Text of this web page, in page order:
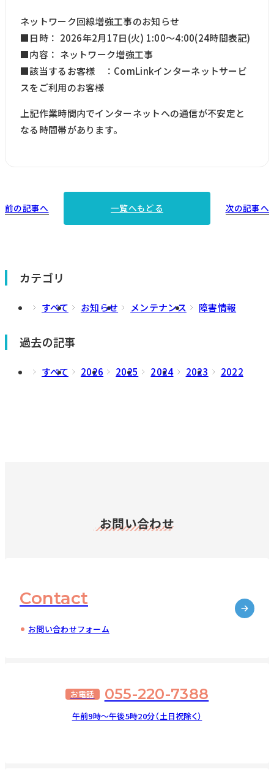
ネットワーク回線増強工事のお知らせ
■日時： 2026年2月17日(火) 1:00～4:00(24時間表記)
■内容： ネットワーク増強工事
■該当するお客様 ：ComLinkインターネットサービ
スをご利用のお客様
上記作業時間内でインターネットへの通信が不安定と
なる時間帯があります。
前の記事へ 一覧へもどる 次の記事へ
カテゴリ
すべて お知らせ メンテナンス 障害情報
過去の記事
すべて 2026 2025 2024 2023 2022
お問い合わせ
Contact
お問い合わせフォーム
お電話 055-220-7388
午前9時～午後5時20分（土日祝除く）